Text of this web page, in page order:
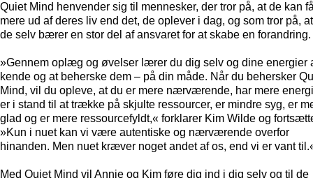
Quiet Mind henvender sig til mennesker, der tror på, at de kan
mere ud af deres liv end det, de oplever i dag, og som tror på, at
de selv bærer en stor del af ansvaret for at skabe en forandring.
»Gennem oplæg og øvelser lærer du dig selv og dine energier
kende og at beherske dem – på din måde. Når du behersker
Mind, vil du opleve, at du er mere nærværende, har mere
er i stand til at trække på skjulte ressourcer, er mindre syg, er
glad og er mere ressourcefyldt,« forklarer Kim Wilde og
»Kun i nuet kan vi være autentiske og nærværende overfor
hinanden. Men nuet kræver noget andet af os, end vi er vant
Med Quiet Mind vil Annie og Kim føre dig ind i dig selv og til de